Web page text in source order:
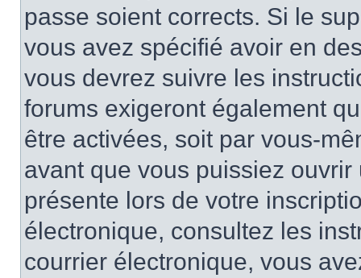
passe soient corrects. Si le
vous avez spécifié avoir en
vous devrez suivre les
forums exigeront également
être activées, soit par vous-
avant que vous puissiez
présente lors de votre
électronique, consultez les
courrier électronique, vous